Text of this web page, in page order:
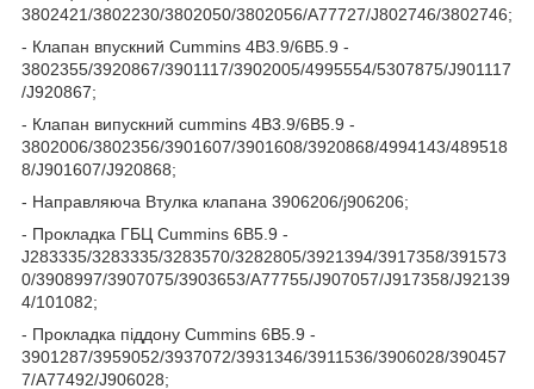
3802421/3802230/3802050/3802056/A77727/J802746/3802746;
- Клапан впускний Cummins 4B3.9/6B5.9 -
3802355/3920867/3901117/3902005/4995554/5307875/J901117
/J920867;
- Клапан випускний cummins 4B3.9/6B5.9 -
3802006/3802356/3901607/3901608/3920868/4994143/489518
8/J901607/J920868;
- Направляюча Втулка клапана 3906206/j906206;
- Прокладка ГБЦ Cummins 6B5.9 -
J283335/3283335/3283570/3282805/3921394/3917358/391573
0/3908997/3907075/3903653/A77755/J907057/J917358/J92139
4/101082;
- Прокладка піддону Cummins 6B5.9 -
3901287/3959052/3937072/3931346/3911536/3906028/390457
7/A77492/J906028;